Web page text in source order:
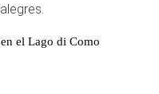
el Lago di Como